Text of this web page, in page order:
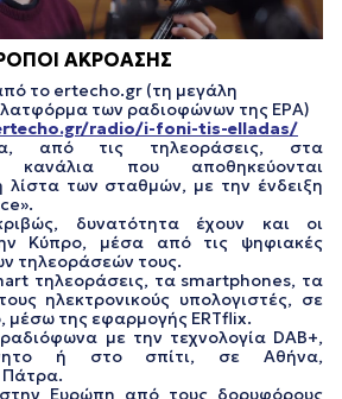
ΑΚΡΟΑΣΗΣ
το ertecho.gr (τη μεγάλη
των ραδιοφώνων της ΕΡΑ)
radio/i-foni-tis-elladas/
από τις τηλεοράσεις, στα
κανάλια που αποθηκεύονται
λίστα των σταθμών, με την ένδειξη
δυνατότητα έχουν και οι
Κύπρο, μέσα από τις ψηφιακές
τηλεοράσεών τους.
τηλεοράσεις, τα smartphones, τα
ηλεκτρονικούς υπολογιστές, σε
μέσω της εφαρμογής ERTflix.
με την τεχνολογία DAB+,
ή στο σπίτι, σε Αθήνα,
Πάτρα.
Ευρώπη από τους δορυφόρους